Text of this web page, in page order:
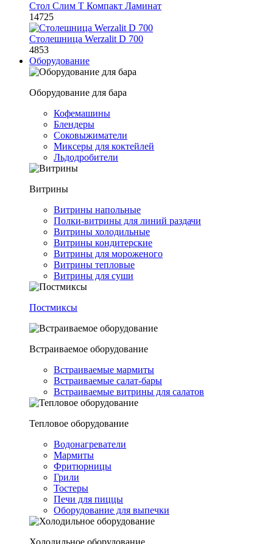
Стол Слим Т Компакт Ламинат
14725
Столешница Werzalit D 700
4853
Оборудование
Оборудование для бара
Кофемашины
Блендеры
Соковыжиматели
Миксеры для коктейлей
Льдодробители
Витрины
Витрины напольные
Полки-витрины для линий раздачи
Витрины холодильные
Витрины кондитерские
Витрины для мороженого
Витрины тепловые
Витрины для суши
Постмиксы
Встраиваемое оборудование
Встраиваемые мармиты
Встраиваемые салат-бары
Встраиваемые витрины для салатов
Тепловое оборудование
Водонагреватели
Мармиты
Фритюрницы
Грили
Тостеры
Печи для пиццы
Оборудование для выпечки
Холодильное оборудование